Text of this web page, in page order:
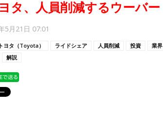
タ、人員削減するウーバー
5月21日 07:01
トヨタ（Toyota） ライドシェア 人員削減 投資 業界
解説